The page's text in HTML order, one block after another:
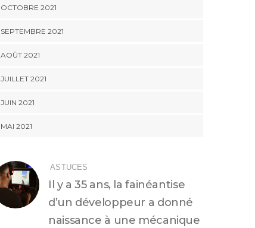
OCTOBRE 2021
SEPTEMBRE 2021
AOÛT 2021
JUILLET 2021
JUIN 2021
MAI 2021
ASTUCES
Il y a 35 ans, la fainéantise
d’un développeur a donné
naissance à une mécanique